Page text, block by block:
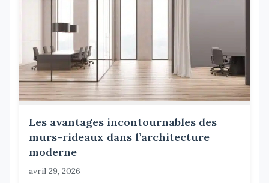
Les avantages incontournables des
murs-rideaux dans l’architecture
moderne
avril 29, 2026